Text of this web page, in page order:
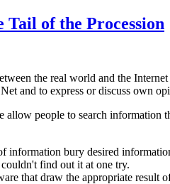
Tail of the Procession
the real world and the
Net and to express or discuss
allow people to search
information bury desired
find out it at one try.
that draw the appropriate result